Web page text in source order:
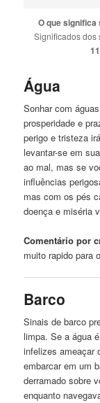
O que significa
Significados dos
Água
Sonhar comáguas
prosperidadee
perigoe tristeza
levantar-se em
ao mal, mas se
influências
mas com os pés
doençae miséria
Comentário por
muito rapido para
Barco
Sinais de barco
limpa. Se a água
infelizes ameaçar
embarcar em um
derramado sobre
enquanto